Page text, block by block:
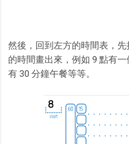
然後，回到左方的時間表，
的時間畫出來，例如 9 點有
有 30 分鐘午餐等等。